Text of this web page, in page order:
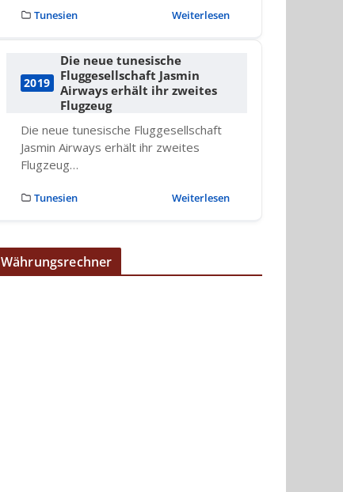
Tunesien Weiterlesen
2019
Die neue tunesische
Fluggesellschaft Jasmin
Airways erhält ihr zweites
Flugzeug
Die neue tunesische Fluggesellschaft
Jasmin Airways erhält ihr zweites
Flugzeug…
Tunesien Weiterlesen
Währungsrechner